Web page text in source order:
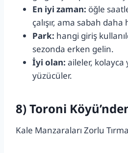
En iyi zaman: öğle
çalışır, ama sabah daha
Park: hangi giriş
sezonda erken gelin.
İyi olan: aileler,
yüzücüler.
8) Toroni
Kale Manzaraları Zorlu